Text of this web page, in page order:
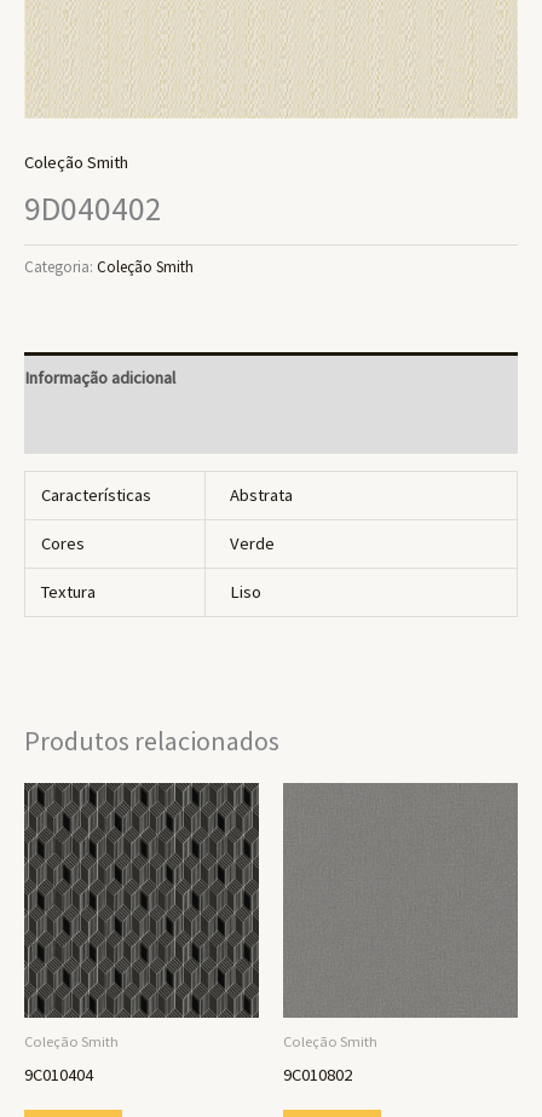
Coleção Smith
9D040402
Categoria: Coleção Smith
Informação adicional
Características Abstrata
Cores Verde
Textura Liso
Produtos relacionados
Coleção Smith
9C010404
Coleção Smith
9C010802